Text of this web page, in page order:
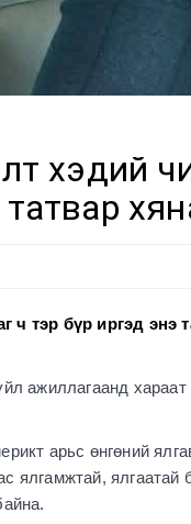
хэдий
тэр бүр иргэд энэ
ажиллагаанд
арьс өнгөний
ялгамжтай,